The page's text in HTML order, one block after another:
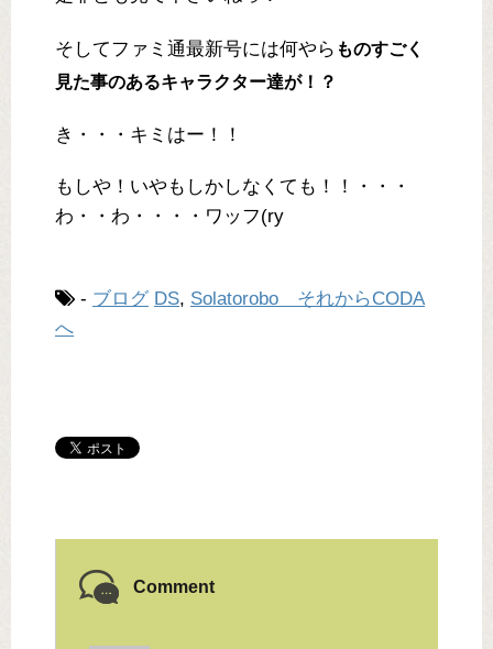
そしてファミ通最新号には何やら ものすごく
見た事のあるキャラクター達が！？
き・・・キミはー！！
もしや！いやもしかしなくても！！・・・
わ・・わ・・・・ワッフ(ry
- ブログ DS, Solatorobo それからCODA
へ
Comment